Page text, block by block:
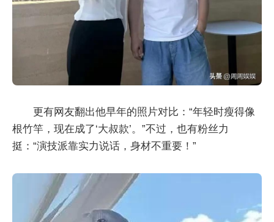
更有网友翻出他早年的照片对比：“年轻时瘦得像
根竹竿，现在成了‘大叔款’。”不过，也有粉丝力
挺：“演技派靠实力说话，身材不重要！”